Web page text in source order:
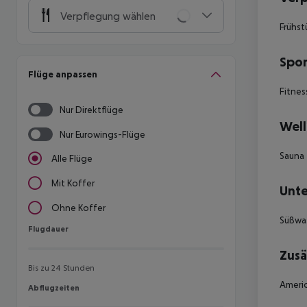
Verpflegung wählen
Flüge anpassen
Nur Direktflüge
Nur Eurowings-Flüge
Alle Flüge
Mit Koffer
Ohne Koffer
Flugdauer
Flugdauer
Bis zu 24 Stunden
Abflugzeiten
Abflugzeiten
Sauna